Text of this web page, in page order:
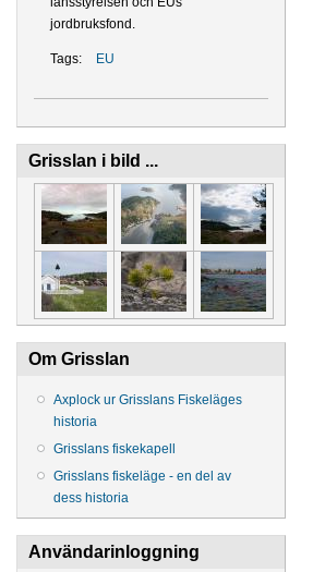
jordbruksfond.
Tags: EU
Grisslan i bild ...
Om Grisslan
Axplock ur Grisslans Fiskeläges
historia
Grisslans fiskekapell
Grisslans fiskeläge - en del av
dess historia
Användarinloggning